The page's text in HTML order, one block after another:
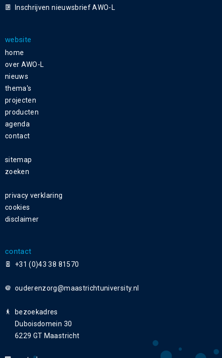
Inschrijven nieuwsbrief AWO-L
website
home
over AWO-L
nieuws
thema's
projecten
producten
agenda
contact
sitemap
zoeken
privacy verklaring
cookies
disclaimer
contact
+31 (0)43 38 81570
ouderenzorg
bezoekadres
Duboisdomein 30
6229 GT Maastricht